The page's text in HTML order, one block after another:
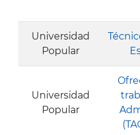
Universidad
Popular
Universidad
Popular